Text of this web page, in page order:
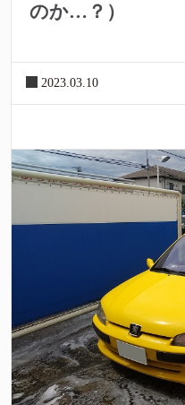
のか…？）
2023.03.10